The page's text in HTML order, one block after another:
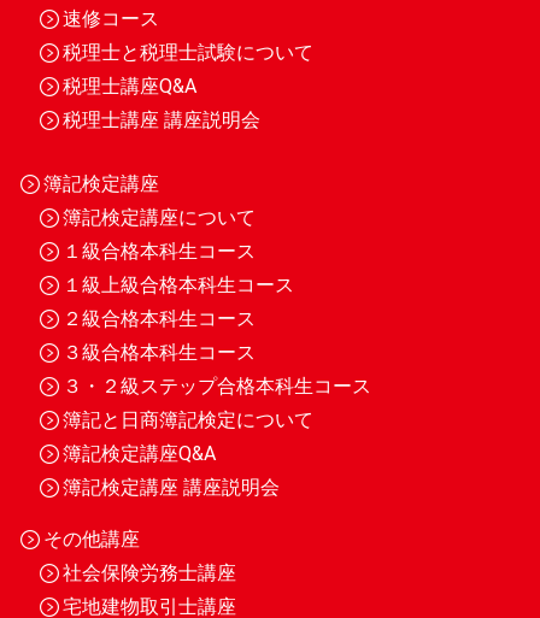
速修コース
税理士と税理士試験について
税理士講座Q&A
税理士講座 講座説明会
簿記検定講座
簿記検定講座について
１級合格本科生コース
１級上級合格本科生コース
２級合格本科生コース
３級合格本科生コース
３・２級ステップ合格本科生コース
簿記と日商簿記検定について
簿記検定講座Q&A
簿記検定講座 講座説明会
その他講座
社会保険労務士講座
宅地建物取引士講座